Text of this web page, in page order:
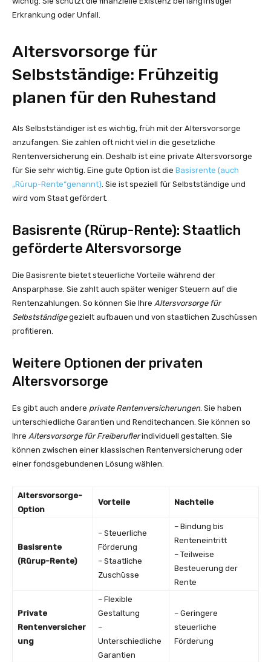
Erkrankung oder Unfall.
Altersvorsorge für
Selbstständige: Frühzeitig
planen für den Ruhestand
Als Selbstständiger ist es wichtig, früh mit der Altersvorsorge
anzufangen. Sie zahlen oft nicht viel in die gesetzliche
Rentenversicherung ein. Deshalb ist eine private Altersvorsorge
für Sie sehr wichtig. Eine gute Option ist die Basisrente (auch
„Rürup-Rente“genannt). Sie ist speziell für Selbstständige und
wird vom Staat gefördert.
Basisrente (Rürup-Rente): Staatlich
geförderte Altersvorsorge
Die Basisrente bietet steuerliche Vorteile während der
Ansparphase. Sie zahlt auch später weniger Steuern auf die
Rentenzahlungen. So können Sie Ihre Altersvorsorge für
Selbstständigegezielt aufbauen und von staatlichen Zuschüssen
profitieren.
Weitere Optionen der privaten
Altersvorsorge
Es gibt auch andere private Rentenversicherungen. Sie haben
unterschiedliche Garantien und Renditechancen. Sie können so
Ihre Altersvorsorge für Freiberuflerindividuell gestalten. Sie
können zwischen einer klassischen Rentenversicherung oder
einer fondsgebundenen Lösung wählen.
Altersvorsorge-
Option
Vorteile Nachteile
Basisrente
(Rürup-Rente)
– Steuerliche
Förderung
– Staatliche
Zuschüsse
– Bindung bis
Renteneintritt
– Teilweise
Besteuerung der
Rente
Private
Rentenversicher
ung
– Flexible
Gestaltung
–
Unterschiedliche
Garantien
– Geringere
steuerliche
Förderung